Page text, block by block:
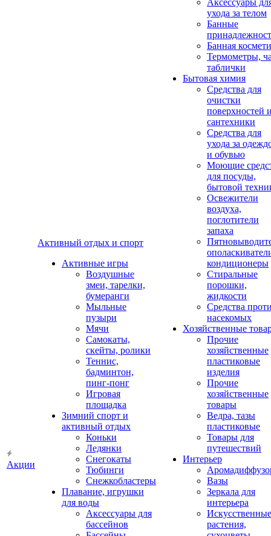
Акции
Активный отдых и спорт
Активные игры
Воздушные
змеи, тарелки,
бумеранги
Мыльные
пузыри
Мячи
Самокаты,
скейты, ролики
Теннис,
бадминтон,
пинг-понг
Игровая
площадка
Зимний спорт и
активный отдых
Коньки
Ледянки
Снегокаты
Тюбинги
Снежкобластеры
Плавание, игрушки
для воды
Аксессуары для
бассейнов
Аксеcсуары
ухода за телом
Банные
Банная
Термометры,
таблички
Бытовая химия
Средства для
очистки
поверхностей
сантехники
Средства для
ухода за
и обувью
Моющие
для посуды,
бытовой
Освежители
воздуха,
поглотители
запаха
кондиционеры
Стиральные
порошки,
жидкости
Средства
насекомых
Хозяйственные
Прочие
хозяйственные
пластиковые
изделия
Прочие
хозяйственные
товары
Ведра, тазы
пластиковые
Товары для
путешествий
Интерьер
Вазы
Зеркала для
интерьера
Искусственные
растения,